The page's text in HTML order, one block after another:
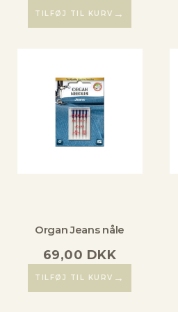
TILFØJ TIL KURV →
Organ Jeans nåle
69,00 DKK
TILFØJ TIL KURV →